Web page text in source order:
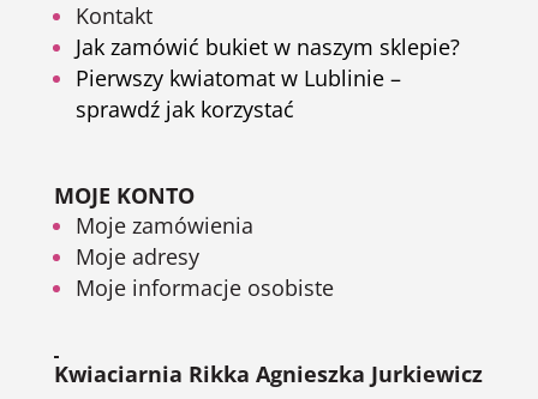
Kontakt
Jak zamówić bukiet w naszym sklepie?
Pierwszy kwiatomat w Lublinie –
sprawdź jak korzystać
MOJE KONTO
Moje zamówienia
Moje adresy
Moje informacje osobiste
Kwiaciarnia Rikka Agnieszka Jurkiewicz